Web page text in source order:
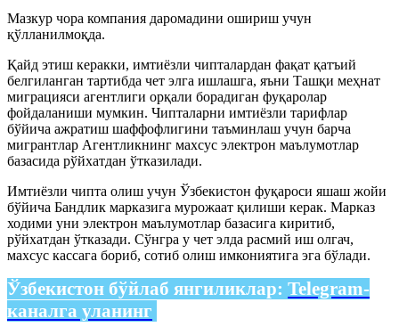
Мазкур чора компания даромадини ошириш учун
қўлланилмоқда.
Қайд этиш керакки, имтиёзли чипталардан фақат қатъий
белгиланган тартибда чет элга ишлашга, яъни Ташқи меҳнат
миграцияси агентлиги орқали борадиган фуқаролар
фойдаланиши мумкин. Чипталарни имтиёзли тарифлар
бўйича ажратиш шаффофлигини таъминлаш учун барча
мигрантлар Агентликнинг махсус электрон маълумотлар
базасида рўйхатдан ўтказилади.
Имтиёзли чипта олиш учун Ўзбекистон фуқароси яшаш жойи
бўйича Бандлик марказига мурожаат қилиши керак. Марказ
ходими уни электрон маълумотлар базасига киритиб,
рўйхатдан ўтказади. Сўнгра у чет элда расмий иш олгач,
махсус кассага бориб, сотиб олиш имкониятига эга бўлади.
Ўзбекистон бўйлаб янгиликлар: Telegram-
каналга уланинг